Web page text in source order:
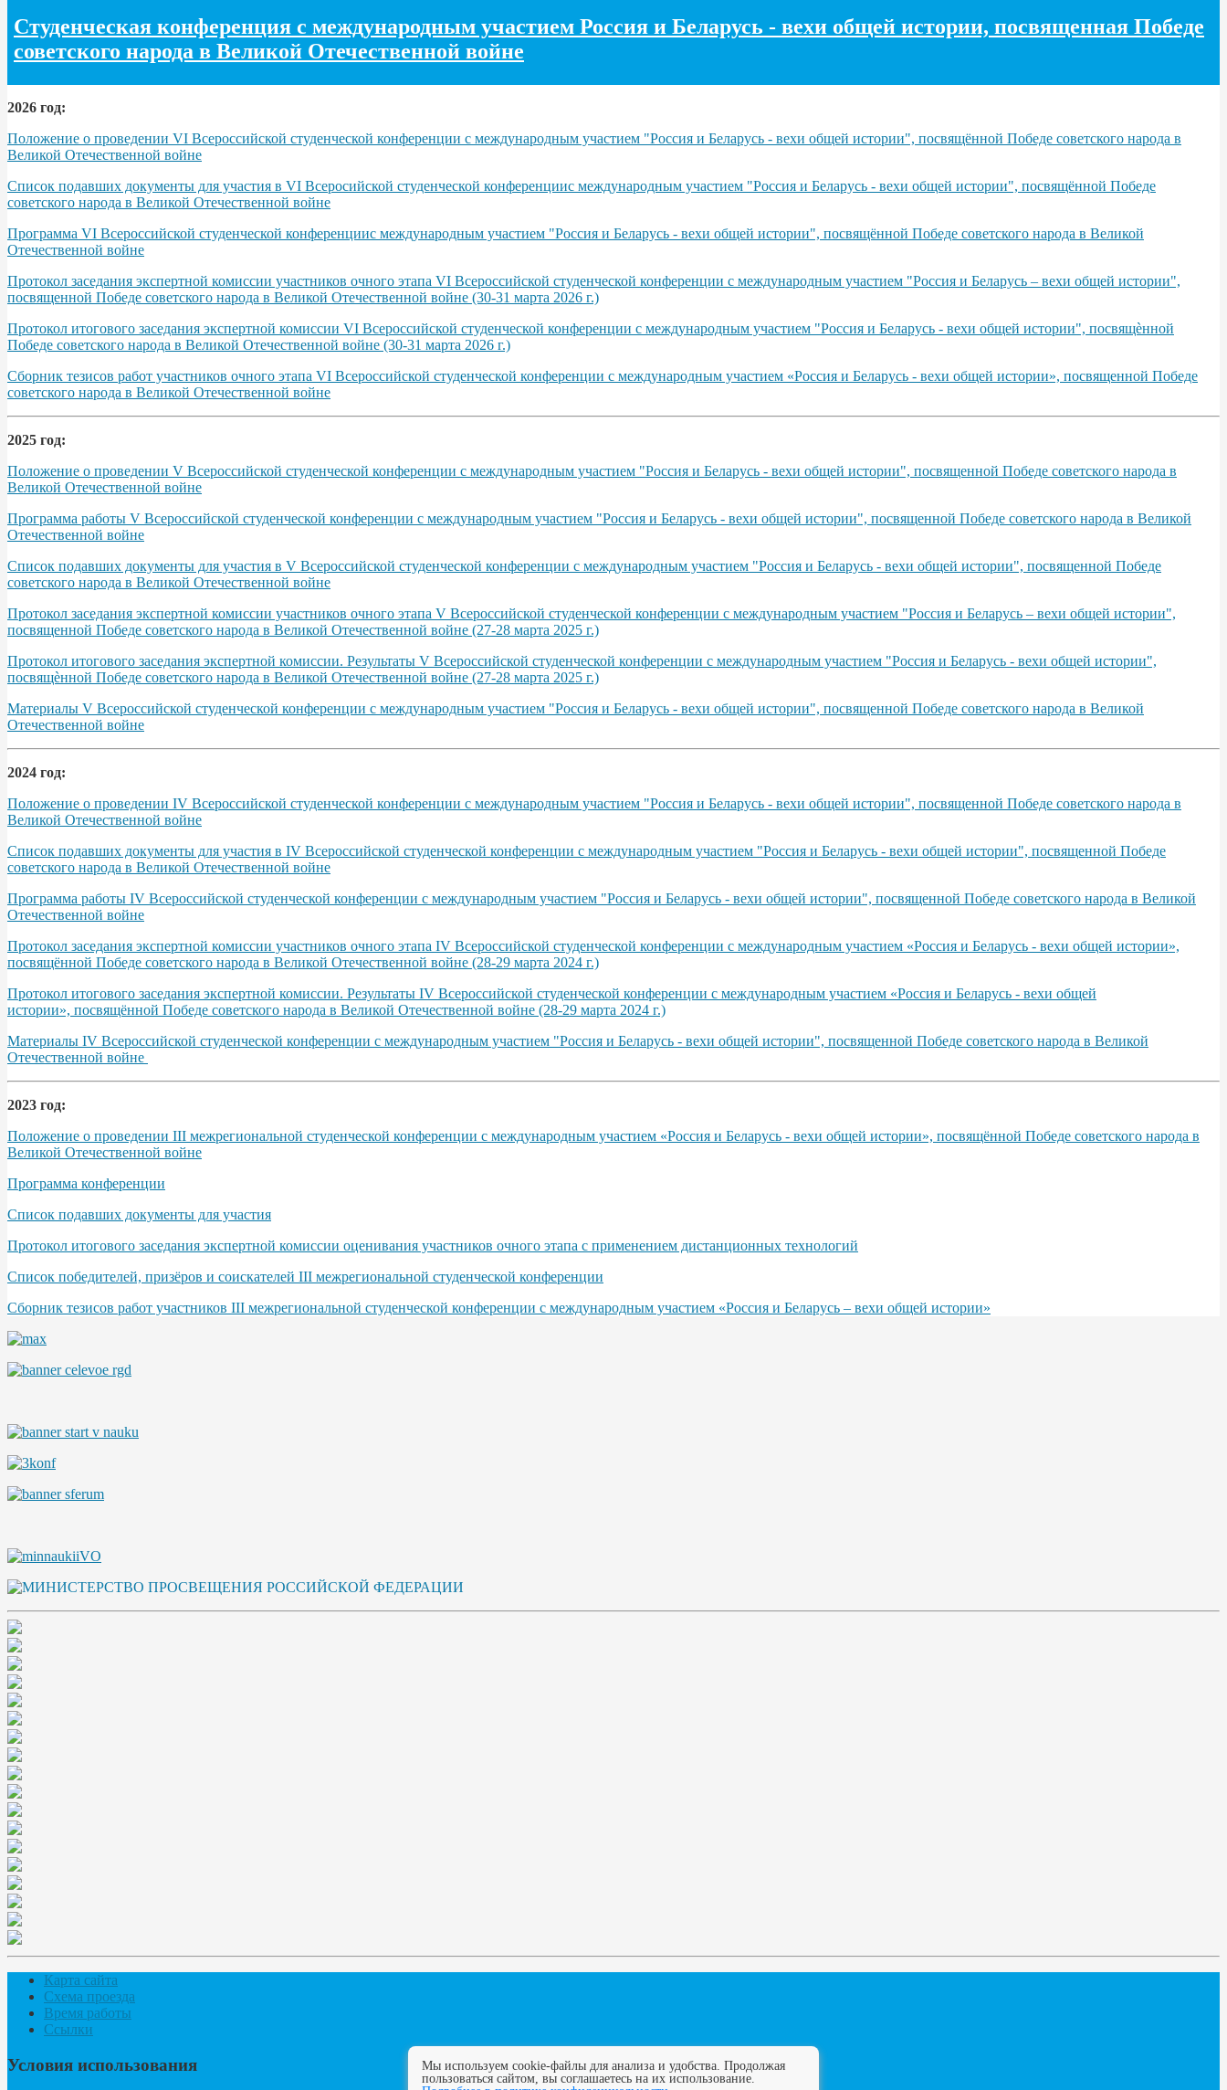
Студенческая конференция с международным участием Россия и Беларусь - вехи общей истории, посвященная Победе
советского народа в Великой Отечественной войне
2026 год:
Положение о проведении VI Всероссийской студенческой конференции с международным участием "Россия и Беларусь - вехи общей истории", посвящённой Победе советского народа в
Великой Отечественной войне
Список подавших документы для участия в VI Всеросийской студенческой конференциис международным участием "Россия и Беларусь - вехи общей истории", посвящённой Победе
советского народа в Великой Отечественной войне
Программа VІ Всероссийской студенческой конференциис международным участием "Россия и Беларусь - вехи общей истории", посвящённой Победе советского народа в Великой
Отечественной войне
Протокол заседания экспертной комиссии участников очного этапа VI Всероссийской студенческой конференции с международным участием "Россия и Беларусь – вехи общей истории",
посвященной Победе советского народа в Великой Отечественной войне (30-31 марта 2026 г.)
Протокол итогового заседания экспертной комиссии VI Всероссийской студенческой конференции с международным участием "Россия и Беларусь - вехи общей истории", посвящѐнной
Победе советского народа в Великой Отечественной войне (30-31 марта 2026 г.)
Сборник тезисов работ участников очного этапа VІ Всероссийской студенческой конференции с международным участием «Россия и Беларусь - вехи общей истории», посвященной Победе
советского народа в Великой Отечественной войне
2025 год:
Положение о проведении V Всероссийской студенческой конференции с международным участием "Россия и Беларусь - вехи общей истории", посвященной Победе советского народа в
Великой Отечественной войне
Программа работы V Всероссийской студенческой конференции с международным участием "Россия и Беларусь - вехи общей истории", посвященной Победе советского народа в Великой
Отечественной войне
Список подавших документы для участия в V Всероссийской студенческой конференции с международным участием "Россия и Беларусь - вехи общей истории", посвященной Победе
советского народа в Великой Отечественной войне
Протокол заседания экспертной комиссии участников очного этапа V Всероссийской студенческой конференции с международным участием "Россия и Беларусь – вехи общей истории",
посвященной Победе советского народа в Великой Отечественной войне (27-28 марта 2025 г.)
Протокол итогового заседания экспертной комиссии. Результаты V Всероссийской студенческой конференции с международным участием "Россия и Беларусь - вехи общей истории",
посвящѐнной Победе советского народа в Великой Отечественной войне (27-28 марта 2025 г.)
Материалы V Всероссийской студенческой конференции с международным участием "Россия и Беларусь - вехи общей истории", посвященной Победе советского народа в Великой
Отечественной войне
2024 год:
Положение о проведении IV Всероссийской студенческой конференции с международным участием "Россия и Беларусь - вехи общей истории", посвященной Победе советского народа в
Великой Отечественной войне
Список подавших документы для участия в IV Всероссийской студенческой конференции с международным участием "Россия и Беларусь - вехи общей истории", посвященной Победе
советского народа в Великой Отечественной войне
Программа работы IV Всероссийской студенческой конференции с международным участием "Россия и Беларусь - вехи общей истории", посвященной Победе советского народа в Великой
Отечественной войне
Протокол заседания экспертной комиссии участников очного этапа IV Всероссийской студенческой конференции с международным участием «Россия и Беларусь - вехи общей истории»,
посвящённой Победе советского народа в Великой Отечественной войне (28-29 марта 2024 г.)
Протокол итогового заседания экспертной комиссии. Результаты IV Всероссийской студенческой конференции с международным участием «Россия и Беларусь - вехи общей
истории», посвящённой Победе советского народа в Великой Отечественной войне (28-29 марта 2024 г.)
Материалы IV Всероссийской студенческой конференции с международным участием "Россия и Беларусь - вехи общей истории", посвященной Победе советского народа в Великой
Отечественной войне
2023 год:
Положение о проведении III межрегиональной студенческой конференции с международным участием «Россия и Беларусь - вехи общей истории», посвящённой Победе советского народа в
Великой Отечественной войне
Программа конференции
Список подавших документы для участия
Протокол итогового заседания экспертной комиссии оценивания участников очного этапа с применением дистанционных технологий
Список победителей, призёров и соискателей III межрегиональной студенческой конференции
Сборник тезисов работ участников III межрегиональной студенческой конференции с международным участием «Россия и Беларусь – вехи общей истории»
Карта сайта
Схема проезда
Время работы
Ссылки
Условия использования
Мы используем cookie-файлы для анализа и удобства. Продолжая
пользоваться сайтом, вы соглашаетесь на их использование.